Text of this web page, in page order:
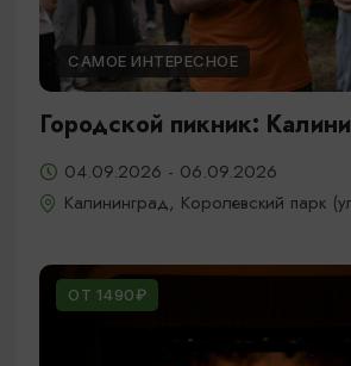
САМОЕ ИНТЕРЕСНОЕ
Городской пикник:
04.09.2026 - 06.09.2026
Калининград, Королевский парк
ОТ 1490₽